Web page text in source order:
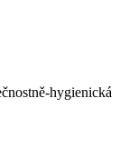
hygienická